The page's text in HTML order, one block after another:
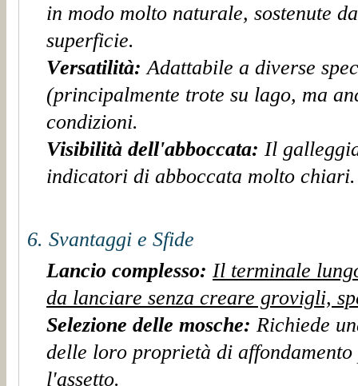
in modo molto naturale, sostenute
superficie.
Versatilità: Adattabile a diverse
(principalmente trote su lago, ma
condizioni.
Visibilità dell'abboccata: Il
indicatori di abboccata molto chiari.
6. Svantaggi e Sfide
Lancio complesso: Il terminale
da lanciare senza creare grovigli,
Selezione delle mosche: Richiede
delle loro proprietà di
l'assetto.